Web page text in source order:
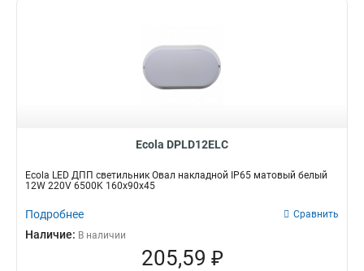
Ecola DPLD12ELC
Ecola LED ДПП светильник Овал накладной IP65 матовый белый
12W 220V 6500K 160x90x45
Подробнее Сравнить
Наличие: В наличии
205,59 ₽